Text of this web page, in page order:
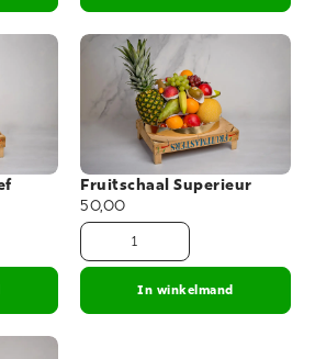
Fruitschaal Superieur
50,00
In winkelmand